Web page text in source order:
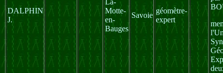
DALPHIN
J.
La-
Motte-
en-
Bauges
Savoie
géomètre-
expert